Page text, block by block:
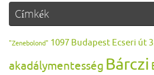
Címkék
"Zenebolond" 1097 Budapest Ecseri út
akadálymentesség Bárczi